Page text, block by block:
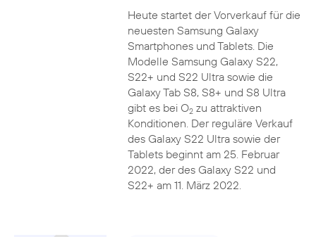
Heute startet der Vorverkauf für die
neuesten Samsung Galaxy
Smartphones und Tablets. Die
Modelle Samsung Galaxy S22,
S22+ und S22 Ultra sowie die
Galaxy Tab S8, S8+ und S8 Ultra
gibt es bei O2zu attraktiven
Konditionen. Der reguläre Verkauf
des Galaxy S22 Ultra sowie der
Tablets beginnt am 25. Februar
2022, der des Galaxy S22 und
S22+ am 11. März 2022.